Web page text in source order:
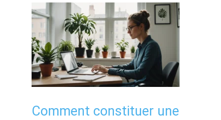
Comment constituer une